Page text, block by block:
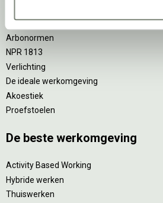
Privacy
Arbonormen
NPR 1813
Verlichting
De ideale werkomgeving
Akoestiek
Proefstoelen
De beste werkomgeving
Activity Based Working
Hybride werken
Thuiswerken